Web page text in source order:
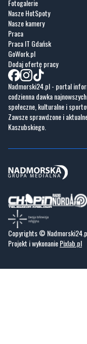
Fotogalerie
Nasze HotSpoty
Nasze kamery
Praca
Praca IT Gdańsk
GoWork.pl
Dodaj ofertę pracy
Nadmorski24.pl - portal
codzienna dawka
społeczne, kulturalne i
Zawsze sprawdzone i
Kaszubskiego.
Copyrights ©
Projekt i wykonaniePixlab.pl